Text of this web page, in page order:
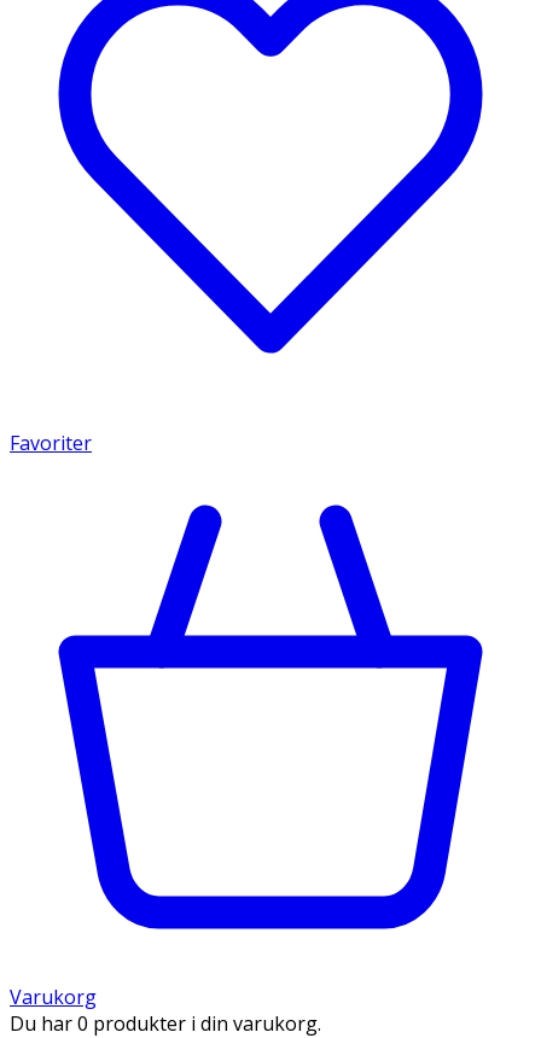
Favoriter
Varukorg
Du har 0 produkter i din varukorg.